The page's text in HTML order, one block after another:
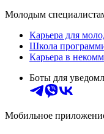
Молодым
Карьера для
Школа
Карьера в
Боты для
Мобильное